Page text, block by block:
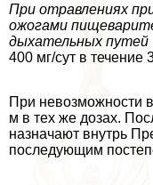
При отравлениях
ожогами
дыхательных путей
400 мг/сут в течение
При невозможности
м в тех же дозах.
назначают внутрь
последующим